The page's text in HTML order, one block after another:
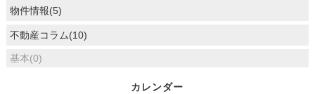
物件情報(5)
不動産コラム(10)
基本(0)
カレンダー